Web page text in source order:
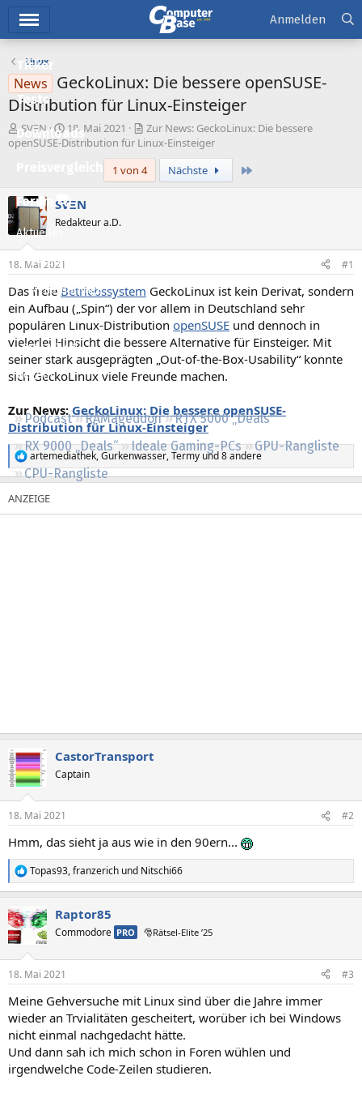
Ticker
Tests
Downloads
Forum
Aktuelles
Empfohlene Inhalte
Neue Beiträge
Neueste Aktivitäten
Leserartikel
Regeln
Podcast RAMageddon
RTX 5000 „Deals“
RX 9000 „Deals“
Ideale Gaming-PCs
GPU-Rangliste
CPU-Rangliste
Anmelden
Linux
News GeckoLinux: Die bessere openSUSE-
Distribution für Linux-Einsteiger
E
r
l
l
e
r
SVΞN
E
r
l
t
18. Mai 2021
Zur News: GeckoLinux: Die bessere
openSUSE-Distribution für Linux-Einsteiger
1 von 4
Nächste
SVΞN
Redakteur a.D.
18. Mai 2021 #1
Das freie Betriebssystem GeckoLinux ist kein Derivat, sondern
ein Aufbau („Spin“) der vor allem in Deutschland sehr
populären Linux-Distribution openSUSE und dennoch in
vielerlei Hinsicht die bessere Alternative für Einsteiger. Mit
seiner stark ausgeprägten „Out-of-the-Box-Usability“ konnte
sich GeckoLinux viele Freunde machen.
Zur News: GeckoLinux: Die bessere openSUSE-
Distribution für Linux-Einsteiger
R
e
a
k
t
artemediathek,Gurkenwasser,Termy und 8 andere
CastorTransport
Captain
18. Mai 2021 #2
Hmm, das sieht ja aus wie in den 90ern...
R
e
k
t
i
e
:
Topas93,franzerich und Nitschi66
Raptor85
Commodore PRO 🎅Rätsel-Elite ’25
18. Mai 2021 #3
Meine Gehversuche mit Linux sind über die Jahre immer
wieder an Trvialitäten gescheitert, worüber ich bei Windows
nicht einmal nachgedacht hätte.
Und dann sah ich mich schon in Foren wühlen und
irgendwelche Code-Zeilen studieren.